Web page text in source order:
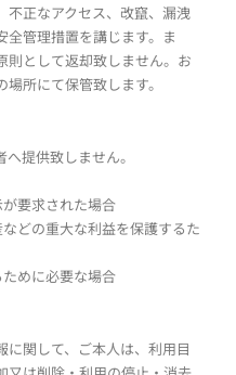
不正なアクセス、改竄、漏洩
全管理措置を講じます。ま
則として返却致しません。お
所にて保管致します。
提供致しません。
が要求された場合
などの重大な利益を保護するた
ために必要な場合
関して、ご本人は、利用目